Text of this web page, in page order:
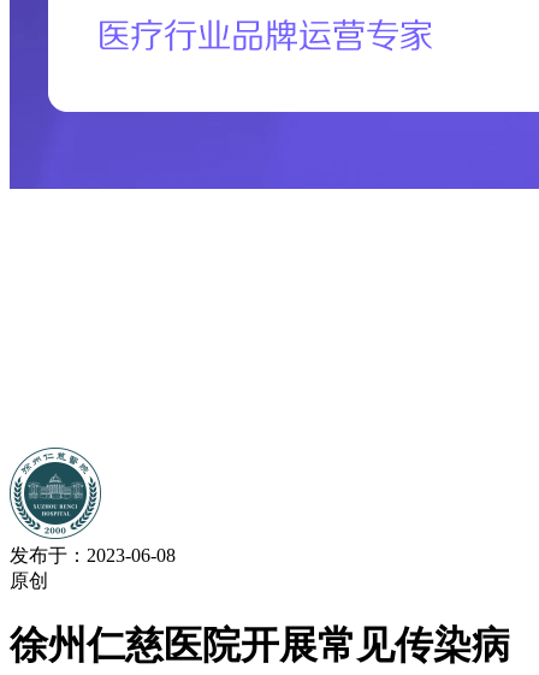
发布于：2023-06-08
原创
徐州仁慈医院开展常见传染病